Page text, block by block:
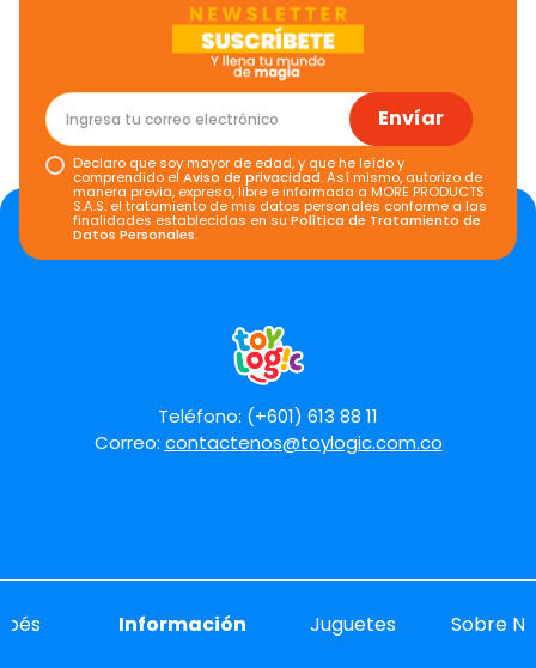
Envíar
Declaro que soy mayor de edad, y que he leído y
comprendido elAviso de privacidad. Así mismo, autorizo de
manera previa, expresa, libre e informada a MORE PRODUCTS
S.A.S. el tratamiento de mis datos personales conforme a las
finalidades establecidas en suPolítica de Tratamiento de
Datos Personales.
Teléfono: (+601) 613 88 11
Correo: contactenos@toylogic.com.co
Información Juguetes Sobre